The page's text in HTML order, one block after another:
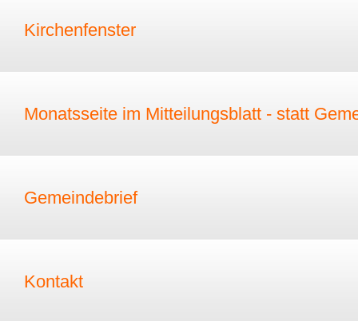
Kirchenfenster
Monatsseite im Mitteilungsblatt - statt
Gemeindebrief
Kontakt